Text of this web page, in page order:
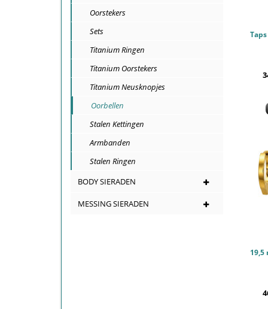
Oorstekers
Sets
Titanium Ringen
Titanium Oorstekers
Titanium Neusknopjes
Oorbellen
Stalen Kettingen
Armbanden
Stalen Ringen
BODY SIERADEN
MESSING SIERADEN